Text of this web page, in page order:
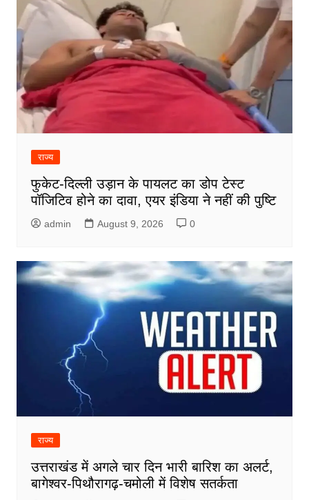
राज्य
फुकेट-दिल्ली उड़ान के पायलट का डोप टेस्ट
पॉजिटिव होने का दावा, एयर इंडिया ने नहीं की पुष्टि
admin August 9, 2026 0
राज्य
उत्तराखंड में अगले चार दिन भारी बारिश का अलर्ट,
बागेश्वर-पिथौरागढ़-चमोली में विशेष सतर्कता